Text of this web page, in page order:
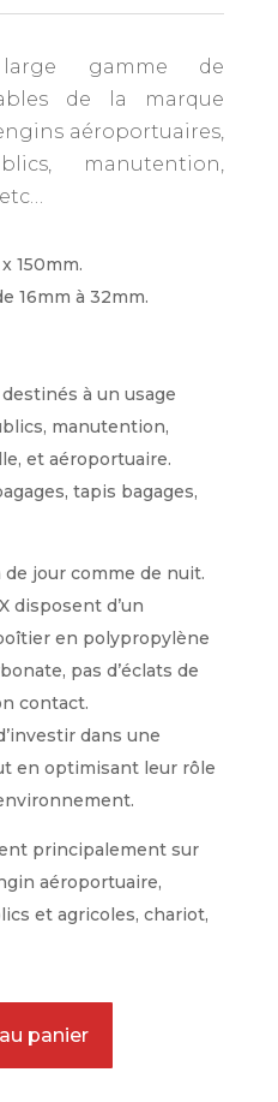
gamme de
de la marque
aéroportuaires,
manutention,
150mm.
16mm à 32mm.
à un usage
manutention,
et aéroportuaire.
tapis bagages,
jour comme de nuit.
disposent d’un
en polypropylène
pas d’éclats de
contact.
dans une
en optimisant leur rôle
principalement sur
aéroportuaire,
et agricoles, chariot,
panier